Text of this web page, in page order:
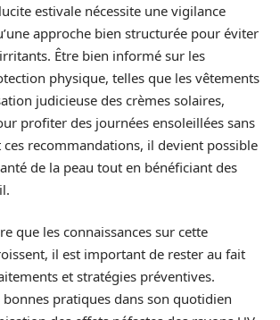
estivale nécessite une vigilance
approche bien structurée pour éviter
Être bien informé sur les
physique, telles que les vêtements
judicieuse des crèmes solaires,
profiter des journées ensoleillées sans
ces recommandations, il devient possible
de la peau tout en bénéficiant des
que les connaissances sur cette
il est important de rester au fait
et stratégies préventives.
bonnes pratiques dans son quotidien